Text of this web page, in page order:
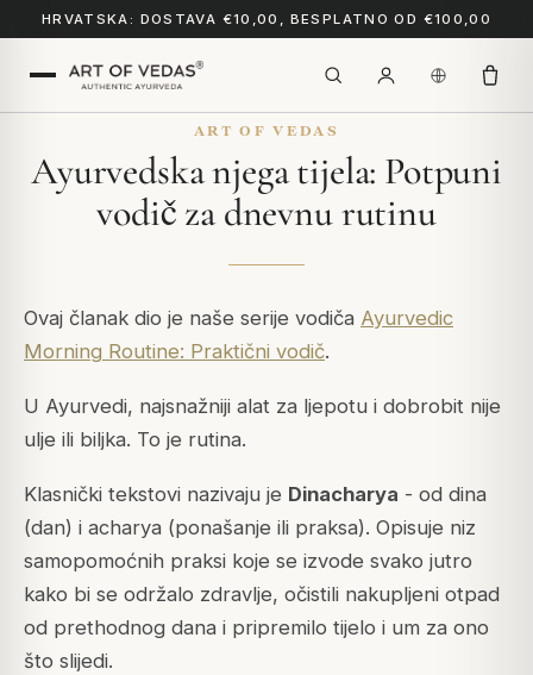
HRVATSKA: DOSTAVA €10,00, BESPLATNO OD €100,00
ART OF VEDAS
Ayurvedska njega tijela: Potpuni
vodič za dnevnu rutinu
Ovaj članak dio je naše serije vodiča Ayurvedic
Morning Routine: Praktični vodič.
U Ayurvedi, najsnažniji alat za ljepotu i dobrobit nije
ulje ili biljka. To je rutina.
Klasnički tekstovi nazivaju je Dinacharya - od dina
(dan) i acharya (ponašanje ili praksa). Opisuje niz
samopomoćnih praksi koje se izvode svako jutro
kako bi se održalo zdravlje, očistili nakupljeni otpad
od prethodnog dana i pripremilo tijelo i um za ono
što slijedi.